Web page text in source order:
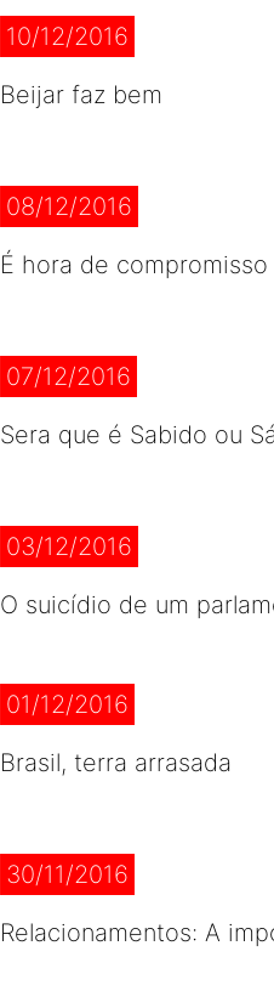
10/12/2016
Beijar faz bem
08/12/2016
É hora de
07/12/2016
Sera que é Sabido ou
03/12/2016
O suicídio de um
01/12/2016
Brasil, terra arrasada
30/11/2016
Relacionamentos: A